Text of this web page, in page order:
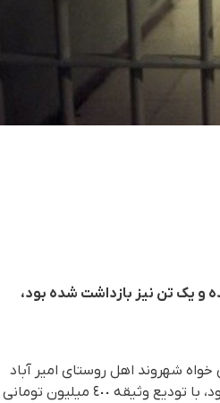
یک تن نیز بازداشت شدە بود،
روز شنبە (١٧ آذر ٩٧ / ٨ دسامبر ٢٠١٨)، شهاب میهن خواه شهروند اهل روستای امیر آباد
شنو کە تابستان امسال بە اتهام همکاری با یکی از احزاب کورد اپوزسیون ایران بازداشت شدە بود، با تودیع وثیقە ٤٠٠ میلیون تومانی